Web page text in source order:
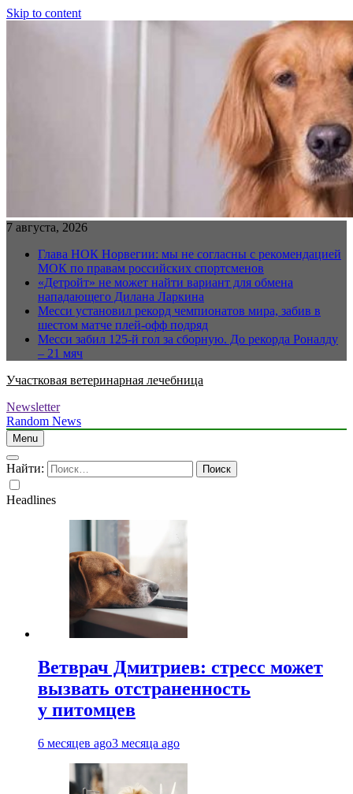
Skip to content
7 августа, 2026
Глава НОК Норвегии: мы не согласны с рекомендацией
МОК по правам российских спортсменов
«Детройт» не может найти вариант для обмена
нападающего Дилана Ларкина
Месси установил рекорд чемпионатов мира, забив в
шестом матче плей‑офф подряд
Месси забил 125-й гол за сборную. До рекорда Роналду
– 21 мяч
Участковая ветеринарная лечебница
Newsletter
Random News
Menu
Найти:
Headlines
Ветврач Дмитриев: стресс может
вызвать отстраненность
у питомцев
6 месяцев ago3 месяца ago